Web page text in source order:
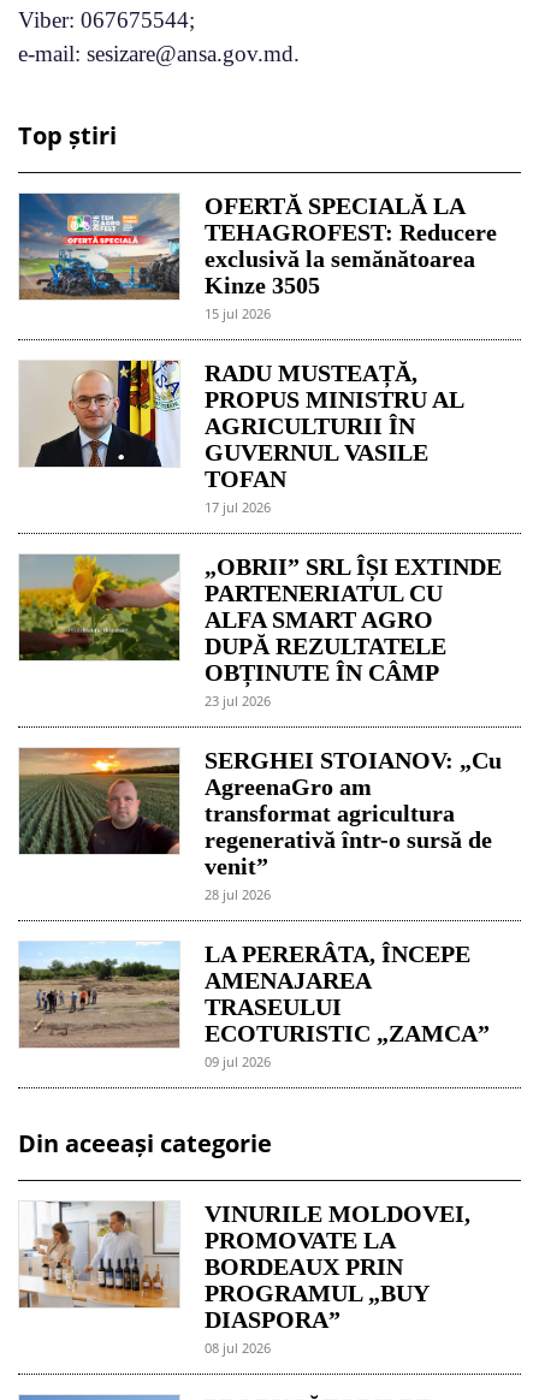
Viber: 067675544;
e-mail: sesizare@ansa.gov.md.
Top știri
OFERTĂ SPECIALĂ LA
TEHAGROFEST: Reducere
exclusivă la semănătoarea
Kinze 3505
15 jul 2026
RADU MUSTEAȚĂ,
PROPUS MINISTRU AL
AGRICULTURII ÎN
GUVERNUL VASILE
TOFAN
17 jul 2026
„OBRII” SRL ÎȘI EXTINDE
PARTENERIATUL CU
ALFA SMART AGRO
DUPĂ REZULTATELE
OBȚINUTE ÎN CÂMP
23 jul 2026
SERGHEI STOIANOV: „Cu
AgreenaGro am
transformat agricultura
regenerativă într-o sursă de
venit”
28 jul 2026
LA PERERÂTA, ÎNCEPE
AMENAJAREA
TRASEULUI
ECOTURISTIC „ZAMCA”
09 jul 2026
Din aceeași categorie
VINURILE MOLDOVEI,
PROMOVATE LA
BORDEAUX PRIN
PROGRAMUL „BUY
DIASPORA”
08 jul 2026